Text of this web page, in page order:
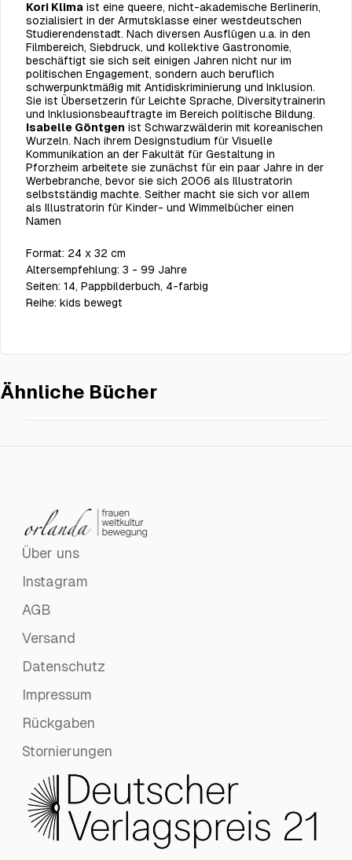
Kori Klima ist eine queere, nicht-akademische Berlinerin,
sozialisiert in der Armutsklasse einer westdeutschen
Studierendenstadt. Nach diversen Ausflügen u.a. in den
Filmbereich, Siebdruck, und kollektive Gastronomie,
beschäftigt sie sich seit einigen Jahren nicht nur im
politischen Engagement, sondern auch beruflich
schwerpunktmäßig mit Antidiskriminierung und Inklusion.
Sie ist Übersetzerin für Leichte Sprache, Diversitytrainerin
und Inklusionsbeauftragte im Bereich politische Bildung.
Isabelle Göntgen ist Schwarzwälderin mit koreanischen
Wurzeln. Nach ihrem Designstudium für Visuelle
Kommunikation an der Fakultät für Gestaltung in
Pforzheim arbeitete sie zunächst für ein paar Jahre in der
Werbebranche, bevor sie sich 2006 als Illustratorin
selbstständig machte. Seither macht sie sich vor allem
als Illustratorin für Kinder- und Wimmelbücher einen
Namen
Format: 24 x 32 cm
Altersempfehlung: 3 - 99 Jahre
Seiten: 14, Pappbilderbuch, 4-farbig
Reihe: kids bewegt
Ähnliche Bücher
Über uns
Instagram
AGB
Versand
Datenschutz
Impressum
Rückgaben
Stornierungen